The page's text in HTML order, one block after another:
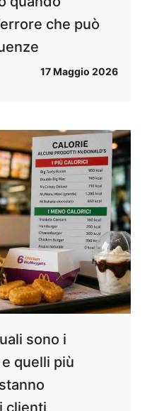
che può
17 Maggio 2026
sono i
quelli più
clienti